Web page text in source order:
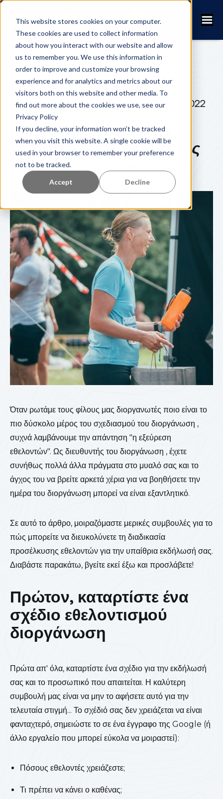
This website stores cookies on your computer.
These cookies are used to collect information
about how you interact with our website and allow
us to remember you. We use this information in
order to improve and customize your browsing
experience and for analytics and metrics about our
visitors both on this website and other media. To
find out more about the cookies we use, see our
Privacy Policy
If you decline, your information won’t be tracked
when you visit this website. A single cookie will be
used in your browser to remember your preference
not to be tracked.
Accept Decline
FANNY KUHN 22 ΦΕΒΡΟΥΑΡΊΟΥ 2022
5 τρόποι για να
προσλάβετε εθελοντές
για το διοργάνωση
Όταν ρωτάμε τους φίλους μας διοργανωτές ποιο είναι το
πιο δύσκολο μέρος του σχεδιασμού του διοργάνωση ,
συχνά λαμβάνουμε την απάντηση "η εξεύρεση
εθελοντών". Ως διευθυντής του διοργάνωση , έχετε
συνήθως πολλά άλλα πράγματα στο μυαλό σας και το
άγχος του να βρείτε αρκετά χέρια για να βοηθήσετε την
ημέρα του διοργάνωση μπορεί να είναι εξαντλητικό.
Σε αυτό το άρθρο, μοιραζόμαστε μερικές συμβουλές για το
πώς μπορείτε να διευκολύνετε τη διαδικασία
προσέλκυσης εθελοντών για την υπαίθρια εκδήλωσή σας.
Διαβάστε παρακάτω, βγείτε εκεί έξω και προσλάβετε!
Πρώτον, καταρτίστε ένα
σχέδιο εθελοντισμού
διοργάνωση
Πρώτα απ' όλα, καταρτίστε ένα σχέδιο για την εκδήλωσή
σας και το προσωπικό που απαιτείται. Η καλύτερη
συμβουλή μας είναι να μην το αφήσετε αυτό για την
τελευταία στιγμή... Το σχέδιό σας δεν χρειάζεται να είναι
φανταχτερό, σημειώστε το σε ένα έγγραφο της Google (ή
άλλο εργαλείο που μπορεί εύκολα να μοιραστεί):
Πόσους εθελοντές χρειάζεστε;
Τι πρέπει να κάνει ο καθένας;